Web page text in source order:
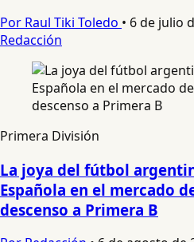
Por Raul Tiki Toledo • 6 de julio
Redacción
Primera División
La joya del fútbol
Española en el mercado
descenso a Primera B